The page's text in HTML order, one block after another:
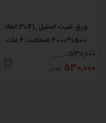
ورق شیت استیل 304L ابعاد
1500*6000 ضخامت 6 مات
530,000
530,000 تومان